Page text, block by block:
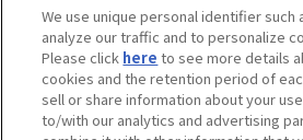
採用情報
サステナビリティ
お問い合わせ
We use unique personal identifier such
analyze our traffic and to personalize
Please click here to see more details
cookies and the retention period of
sell or share information about your
to/with our analytics and advertising